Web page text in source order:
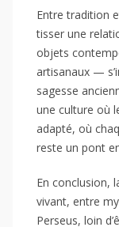
Entre tradition
tisser une
objets
artisanaux —
sagesse
une culture où
adapté, où
reste un pont
En conclusion,
vivant, entre
Perseus, loin